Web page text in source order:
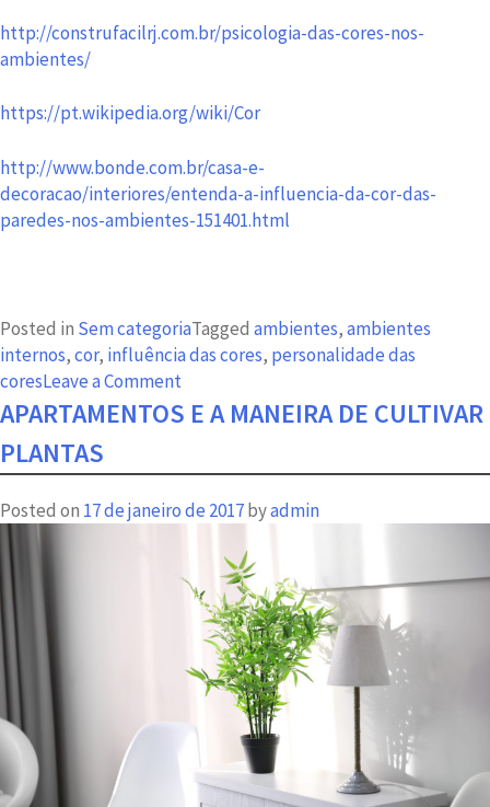
http://construfacilrj.com.br/psicologia-das-cores-nos-
ambientes/
https://pt.wikipedia.org/wiki/Cor
http://www.bonde.com.br/casa-e-
decoracao/interiores/entenda-a-influencia-da-cor-das-
paredes-nos-ambientes-151401.html
Posted in Sem categoriaTagged ambientes,ambientes
internos,cor, influência das cores, personalidade das
coresLeave a Comment
Ambientes
pelas
APARTAMENTOS E A MANEIRA DE CULTIVAR
PLANTAS
Posted on 17 de janeiro de 2017byadmin